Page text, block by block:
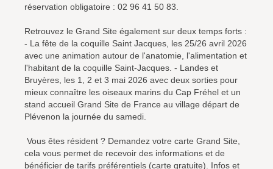
réservation obligatoire : 02 96 41 50 83.
Retrouvez le Grand Site également sur deux temps forts :
- La fête de la coquille Saint Jacques, les 25/26 avril 2026
avec une animation autour de l'anatomie, l'alimentation et
l'habitant de la coquille Saint-Jacques. - Landes et
Bruyères, les 1, 2 et 3 mai 2026 avec deux sorties pour
mieux connaître les oiseaux marins du Cap Fréhel et un
stand accueil Grand Site de France au village départ de
Plévenon la journée du samedi.
Vous êtes résident ? Demandez votre carte Grand Site,
cela vous permet de recevoir des informations et de
bénéficier de tarifs préférentiels (carte gratuite). Infos et